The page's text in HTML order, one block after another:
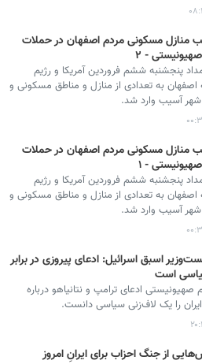
منازل مسکونی مردم اصفهان در حملات
- ۲
پنجشنبه ششم فروردین آمریکا و رژیم
به تعدادی از منازل و مناطق مسکونی و
شهر آسیب وارد شد.
منازل مسکونی مردم اصفهان در حملات
- ۱
پنجشنبه ششم فروردین آمریکا و رژیم
به تعدادی از منازل و مناطق مسکونی و
شهر آسیب وارد شد.
اسبق اسرائیل: ادعای پیروزی در برابر
است
ادعای ترامپ و نتانیاهو درباره
ایران را یک لاف‌زنی سیاسی دانست.
از جنگ احزاب برای ایرانِ امروز